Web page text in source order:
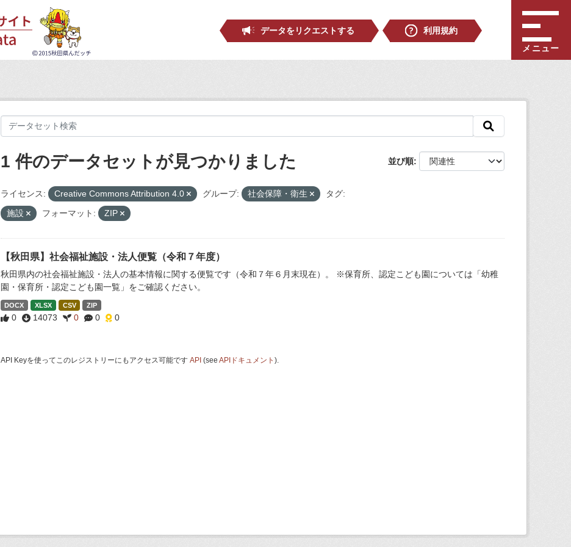
データをリクエストする
利用規約
メニュー
並び順
1 件のデータセットが見つかりました
ライセンス: Creative Commons Attribution 4.0 グループ: 社会保障・衛生
タグ:
施設
フォーマット: ZIP
【秋田県】社会福祉施設・法人便覧（令和７年度）
秋田県内の社会福祉施設・法人の基本情報に関する便覧です（令和７年６月末現在）。 ※保育所、認定こども園については「幼稚
園・保育所・認定こども園一覧」をご確認ください。
DOCX XLSX CSV ZIP
0 14073 0 0 0
API Keyを使ってこのレジストリーにもアクセス可能です API (see APIドキュメント ).